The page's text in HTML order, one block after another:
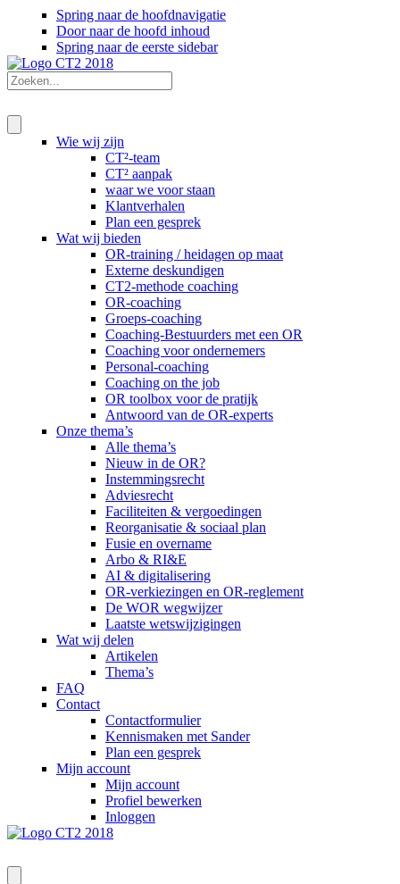
Spring naar de hoofdnavigatie
Door naar de hoofd inhoud
Spring naar de eerste sidebar
Wie wij zijn
CT²-team
CT² aanpak
waar we voor staan
Klantverhalen
Plan een gesprek
Wat wij bieden
OR-training / heidagen op maat
Externe deskundigen
CT2-methode coaching
OR-coaching
Groeps-coaching
Coaching-Bestuurders met een OR
Coaching voor ondernemers
Personal-coaching
Coaching on the job
OR toolbox voor de pratijk
Antwoord van de OR-experts
Onze thema’s
Alle thema’s
Nieuw in de OR?
Instemmingsrecht
Adviesrecht
Faciliteiten & vergoedingen
Reorganisatie & sociaal plan
Fusie en overname
Arbo & RI&E
AI & digitalisering
OR-verkiezingen en OR-reglement
De WOR wegwijzer
Laatste wetswijzigingen
Wat wij delen
Artikelen
Thema’s
FAQ
Contact
Contactformulier
Kennismaken met Sander
Plan een gesprek
Mijn account
Mijn account
Profiel bewerken
Inloggen